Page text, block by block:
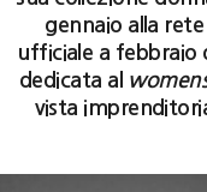
gennaio alla
ufficiale a febbraio
dedicata al
vista